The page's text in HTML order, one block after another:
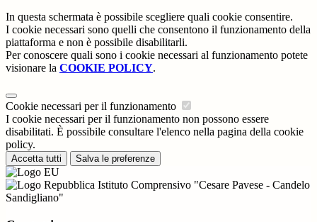
In questa schermata è possibile scegliere quali cookie consentire.
I cookie necessari sono quelli che consentono il funzionamento della
piattaforma e non è possibile disabilitarli.
Per conoscere quali sono i cookie necessari al funzionamento potete
visionare la COOKIE POLICY.
Cookie necessari per il funzionamento
I cookie necessari per il funzionamento non possono essere
disabilitati. È possibile consultare l'elenco nella pagina della cookie
policy.
Accetta tutti Salva le preferenze
Istituto Comprensivo "Cesare Pavese - Candelo
Sandigliano"